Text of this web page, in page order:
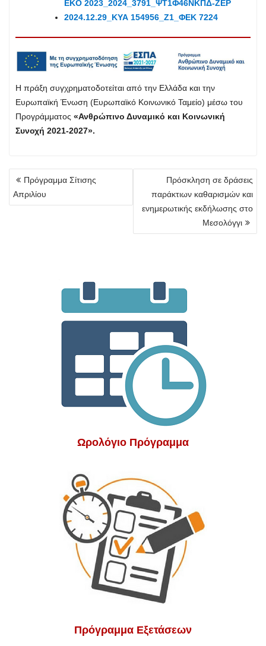
EKO 2023_2024_3791_ΨΤ1Φ46ΝΚΠΔ-ΖΕΡ
2024.12.29_ΚΥΑ 154956_Ζ1_ΦΕΚ 7224
Η πράξη συγχρηματοδοτείται από την Ελλάδα και την
Ευρωπαϊκή Ένωση (Ευρωπαϊκό Κοινωνικό Ταμείο) μέσω του
Προγράμματος «Ανθρώπινο Δυναμικό και Κοινωνική
Συνοχή 2021-2027».
Πλοήγηση
άρθρων
Πρόγραμμα Σίτισης
Απριλίου
Πρόσκληση σε δράσεις
παράκτιων καθαρισμών και
ενημερωτικής εκδήλωσης στο
Μεσολόγγι
Ωρολόγιο Πρόγραμμα
Πρόγραμμα Εξετάσεων